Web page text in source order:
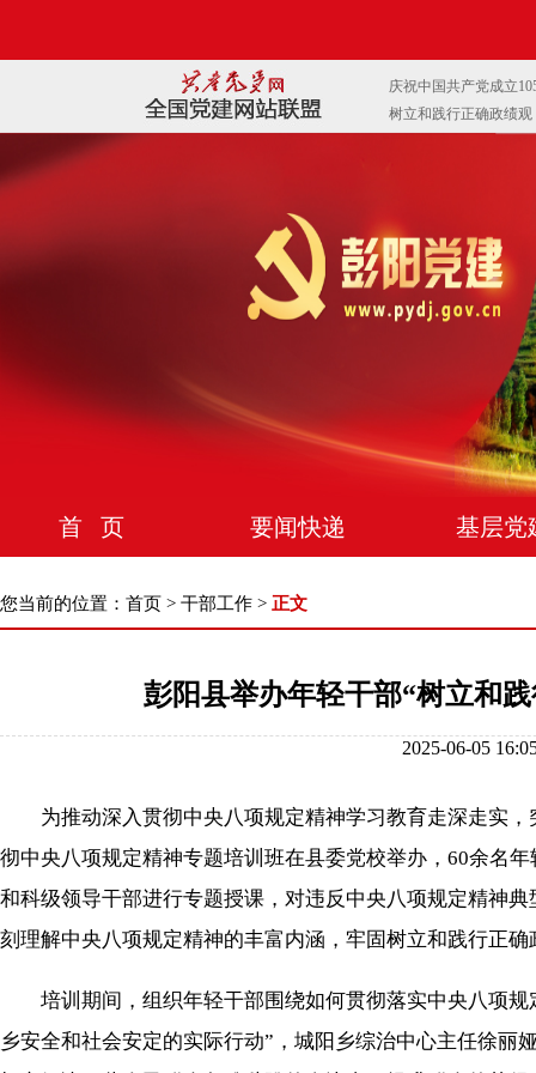
首 页 要闻快递 基层党
您当前的位置： 首页 > 干部工作 > 正文
彭阳县举办年轻干部“树立和
2025-06-05
为推动深入贯彻中央八项规定精神学习教育走深走实，
彻中央八项规定精神专题培训班在县委党校举办，60余名
和科级领导干部进行专题授课，对违反中央八项规定精神
刻理解中央八项规定精神的丰富内涵，牢固树立和践行正
培训期间，组织年轻干部围绕如何贯彻落实中央八项规
乡安全和社会安定的实际行动”，城阳乡综治中心主任徐